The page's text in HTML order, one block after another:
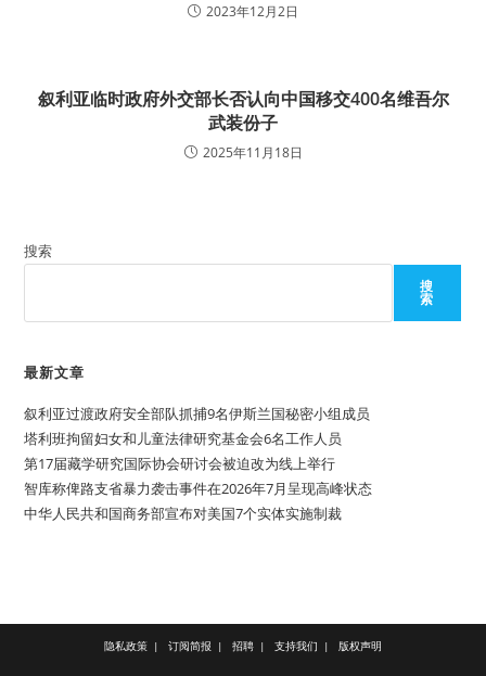
2023年12月2日
叙利亚临时政府外交部长否认向中国移交400名维吾尔
武装份子
2025年11月18日
搜索
搜
索
最新文章
叙利亚过渡政府安全部队抓捕9名伊斯兰国秘密小组成员
塔利班拘留妇女和儿童法律研究基金会6名工作人员
第17届藏学研究国际协会研讨会被迫改为线上举行
智库称俾路支省暴力袭击事件在2026年7月呈现高峰状态
中华人民共和国商务部宣布对美国7个实体实施制裁
隐私政策 订阅简报 招聘 支持我们 版权声明